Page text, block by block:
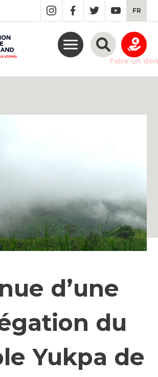
FR
Faire un don
d’une
du
Yukpa de